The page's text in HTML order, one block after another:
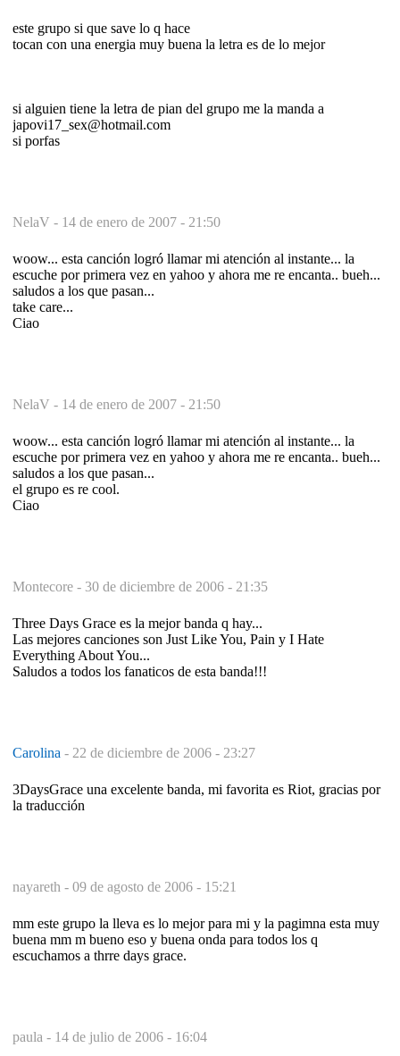
este grupo si que save lo q hace
tocan con una energia muy buena la letra es de lo mejor
si alguien tiene la letra de pian del grupo me la manda a
japovi17_sex@hotmail.com
si porfas
NelaV - 14 de enero de 2007 - 21:50
woow... esta canción logró llamar mi atención al instante... la
escuche por primera vez en yahoo y ahora me re encanta.. bueh...
saludos a los que pasan...
take care...
Ciao
NelaV - 14 de enero de 2007 - 21:50
woow... esta canción logró llamar mi atención al instante... la
escuche por primera vez en yahoo y ahora me re encanta.. bueh...
saludos a los que pasan...
el grupo es re cool.
Ciao
Montecore - 30 de diciembre de 2006 - 21:35
Three Days Grace es la mejor banda q hay...
Las mejores canciones son Just Like You, Pain y I Hate
Everything About You...
Saludos a todos los fanaticos de esta banda!!!
Carolina - 22 de diciembre de 2006 - 23:27
3DaysGrace una excelente banda, mi favorita es Riot, gracias por
la traducción
nayareth - 09 de agosto de 2006 - 15:21
mm este grupo la lleva es lo mejor para mi y la pagimna esta muy
buena mm m bueno eso y buena onda para todos los q
escuchamos a thrre days grace.
paula - 14 de julio de 2006 - 16:04